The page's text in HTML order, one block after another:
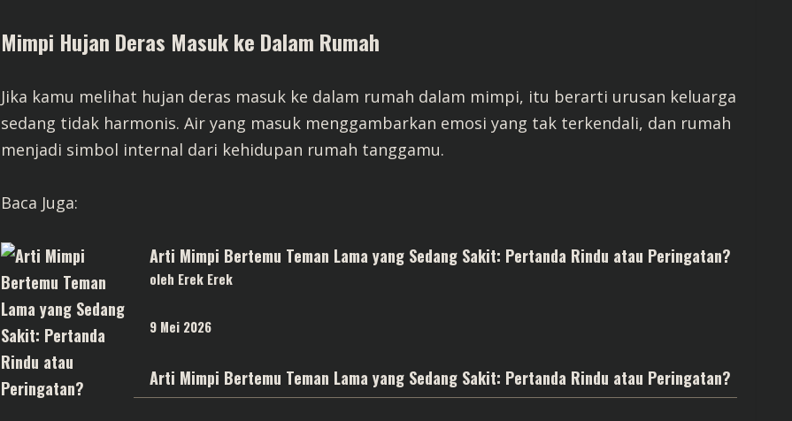
Mimpi Hujan Deras Masuk ke Dalam Rumah
Jika kamu melihat hujan deras masuk ke dalam rumah dalam mimpi, itu berarti urusan keluarga
sedang tidak harmonis. Air yang masuk menggambarkan emosi yang tak terkendali, dan rumah
menjadi simbol internal dari kehidupan rumah tanggamu.
Baca Juga:
Arti Mimpi Bertemu Teman Lama yang Sedang Sakit: Pertanda Rindu atau Peringatan?
oleh Erek Erek
9 Mei 2026
Arti Mimpi Bertemu Teman Lama yang Sedang Sakit: Pertanda Rindu atau Peringatan?